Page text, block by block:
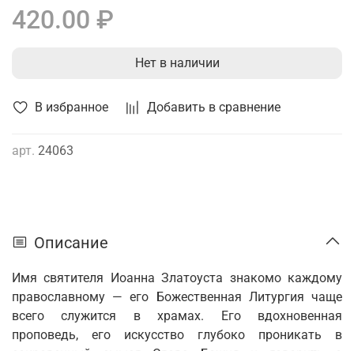
В избранное Добавить в сравнение
арт. 24063
420.00 ₽
Нет в наличии
Описание
Имя святителя Иоанна Златоуста знакомо каждому
православному — его Божественная Литургия чаще
всего служится в храмах. Его вдохновенная
проповедь, его искусство глубоко проникать в